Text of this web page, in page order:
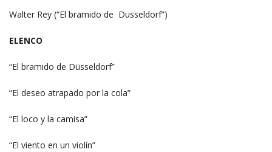
Walter Rey (“El bramido de Dusseldorf”)
ELENCO
“El bramido de Düsseldorf”
“El deseo atrapado por la cola”
“El loco y la camisa”
“El viento en un violín”